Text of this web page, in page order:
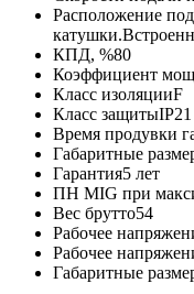
Расположение
катушки.
КПД, %80
Коэффициент
Класс изоляцииF
Класс защитыIP21
Время продувки
Габаритные
Гарантия5 лет
ПН MIG при
Вес брутто54
Рабочее
Рабочее
Габаритные